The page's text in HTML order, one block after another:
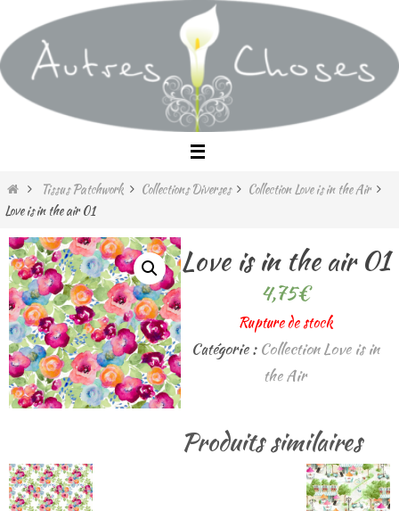
vers
le
contenu
HomeTissus Patchwork Collections Diverses
Collection Love is in the Air
Love is in the air 01
Love is in the air 01
4,75€
Rupture de stock
Catégorie : Collection Love is in
the Air
Produits similaires